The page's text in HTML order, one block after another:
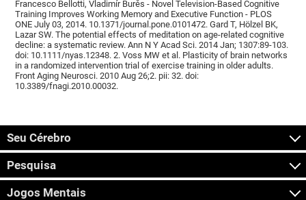
Francesco Bellotti, Vladimír Burěs - Novel Television-Based Cognitive
Training Improves Working Memory and Executive Function - PLOS
ONE July 03, 2014. 10.1371/journal.pone.0101472. Gard T, Hölzel BK,
Lazar SW. The potential effects of meditation on age-related cognitive
decline: a systematic review. Ann N Y Acad Sci. 2014 Jan; 1307:89-103.
doi: 10.1111/nyas.12348. 2. Voss MW et al. Plasticity of brain networks
in a randomized intervention trial of exercise training in older adults.
Front Aging Neurosci. 2010 Aug 26;2. pii: 32. doi:
10.3389/fnagi.2010.00032.
Seu Cérebro
Pesquisa
Jogos Mentais